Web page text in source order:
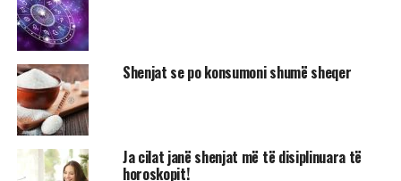
Shenjat se po konsumoni shumë sheqer
Ja cilat janë shenjat më të disiplinuara të
horoskopit!